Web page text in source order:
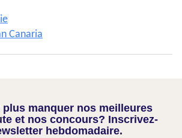
Canaria
plus manquer nos meilleures
et nos concours? Inscrivez-
hebdomadaire.